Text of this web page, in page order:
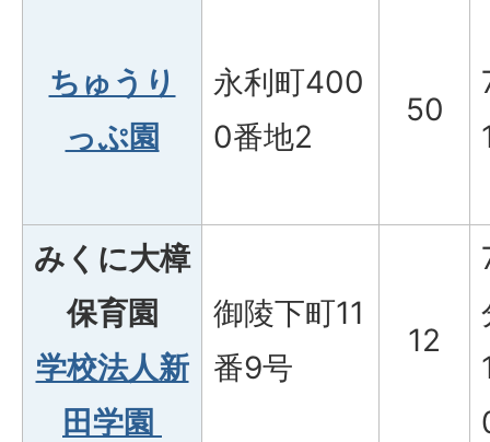
ちゅうり
っぷ園
永利町400
0番地2
50
みくに大樟
保育園
学校法人新
田学園
御陵下町11
番9号
12